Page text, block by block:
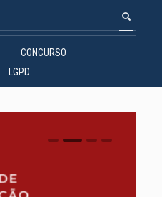
CONCURSO
LGPD
0 1 2